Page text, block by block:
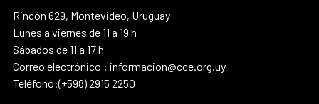
Rincón 629, Montevideo, Uruguay
Lunes a viernes de 11 a 19 h
Sábados de 11 a 17 h
Correo electrónico : informacion@cce.org.uy
Teléfono:(+598) 2915 2250